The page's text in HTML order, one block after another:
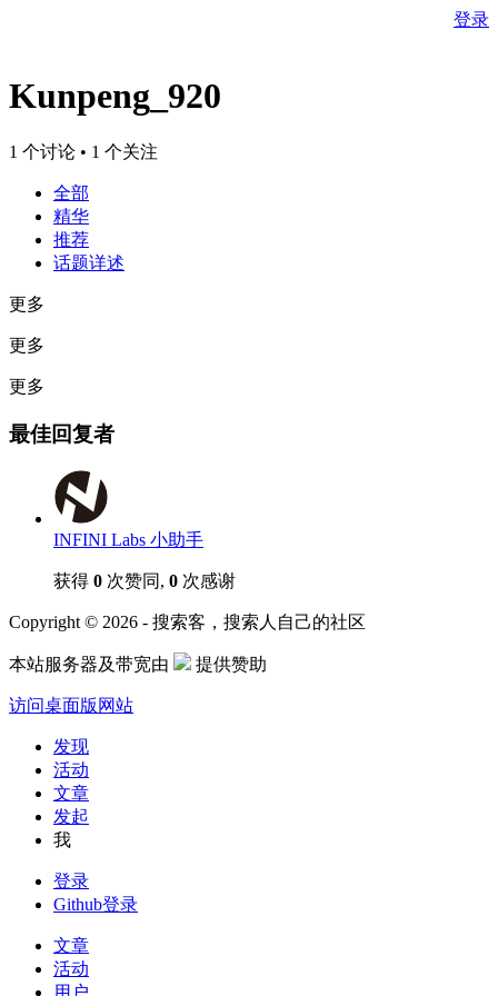
登录
Kunpeng_920
1 个讨论 • 1 个关注
全部
精华
推荐
话题详述
更多
更多
更多
最佳回复者
INFINI Labs 小助手
获得 0 次赞同, 0 次感谢
Copyright © 2026 - 搜索客，搜索人自己的社区
本站服务器及带宽由 提供赞助
访问桌面版网站
发现
活动
文章
发起
我
登录
Github登录
文章
活动